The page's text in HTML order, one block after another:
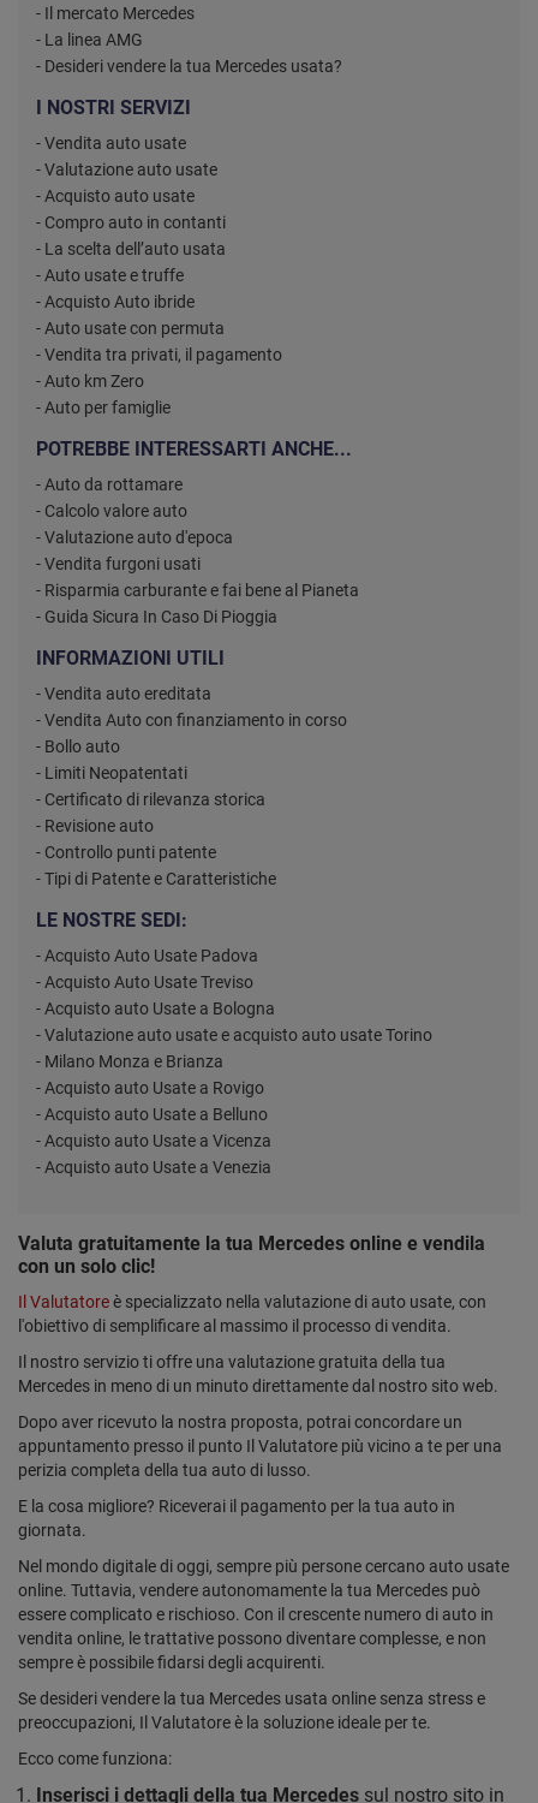
- Il mercato Mercedes
- La linea AMG
- Desideri vendere la tua Mercedes usata?
I NOSTRI SERVIZI
- Vendita auto usate
- Valutazione auto usate
- Acquisto auto usate
- Compro auto in contanti
- La scelta dell’auto usata
- Auto usate e truffe
- Acquisto Auto ibride
- Auto usate con permuta
- Vendita tra privati, il pagamento
- Auto km Zero
- Auto per famiglie
POTREBBE INTERESSARTI ANCHE...
- Auto da rottamare
- Calcolo valore auto
- Valutazione auto d'epoca
- Vendita furgoni usati
- Risparmia carburante e fai bene al Pianeta
- Guida Sicura In Caso Di Pioggia
INFORMAZIONI UTILI
- Vendita auto ereditata
- Vendita Auto con finanziamento in corso
- Bollo auto
- Limiti Neopatentati
- Certificato di rilevanza storica
- Revisione auto
- Controllo punti patente
- Tipi di Patente e Caratteristiche
LE NOSTRE SEDI:
- Acquisto Auto Usate Padova
- Acquisto Auto Usate Treviso
- Acquisto auto Usate a Bologna
- Valutazione auto usate e acquisto auto usate Torino
- Milano Monza e Brianza
- Acquisto auto Usate a Rovigo
- Acquisto auto Usate a Belluno
- Acquisto auto Usate a Vicenza
- Acquisto auto Usate a Venezia
Valuta gratuitamente la tua Mercedes online e vendila
con un solo clic!
Il Valutatoreè specializzato nella valutazione di auto usate, con
l'obiettivo di semplificare al massimo il processo di vendita.
Il nostro servizio ti offre una valutazione gratuita della tua
Mercedes in meno di un minuto direttamente dal nostro sito web.
Dopo aver ricevuto la nostra proposta, potrai concordare un
appuntamento presso il punto Il Valutatore più vicino a te per una
perizia completa della tua auto di lusso.
E la cosa migliore? Riceverai il pagamento per la tua auto in
giornata.
Nel mondo digitale di oggi, sempre più persone cercano auto usate
online. Tuttavia, vendere autonomamente la tua Mercedes può
essere complicato e rischioso. Con il crescente numero di auto in
vendita online, le trattative possono diventare complesse, e non
sempre è possibile fidarsi degli acquirenti.
Se desideri vendere la tua Mercedes usata online senza stress e
preoccupazioni, Il Valutatore è la soluzione ideale per te.
Ecco come funziona:
Inserisci i dettagli della tua Mercedes sul nostro sito in